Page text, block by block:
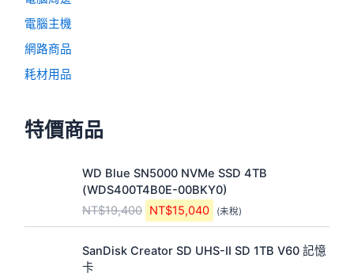
LED顯示器/2-3
項/1138205
LFD大型商用顯示器
◤暢銷熱賣◢三
亮度/3.5mm極
窄邊寬電視牆
VIEWSONIC
21.45吋 VA寬螢
示器